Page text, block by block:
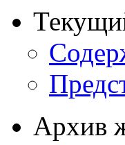
Архив